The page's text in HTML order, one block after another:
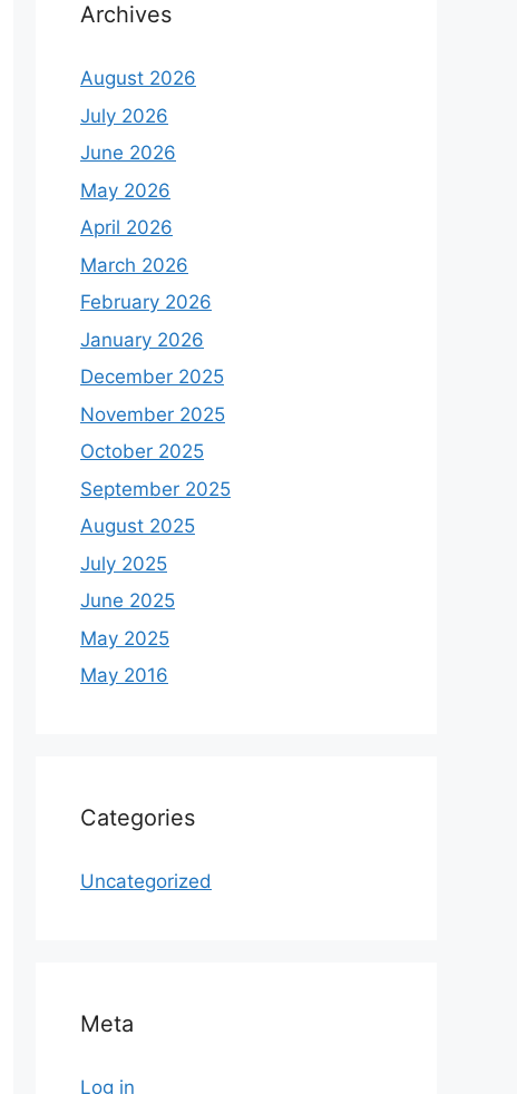
Archives
August 2026
July 2026
June 2026
May 2026
April 2026
March 2026
February 2026
January 2026
December 2025
November 2025
October 2025
September 2025
August 2025
July 2025
June 2025
May 2025
May 2016
Categories
Uncategorized
Meta
Log in